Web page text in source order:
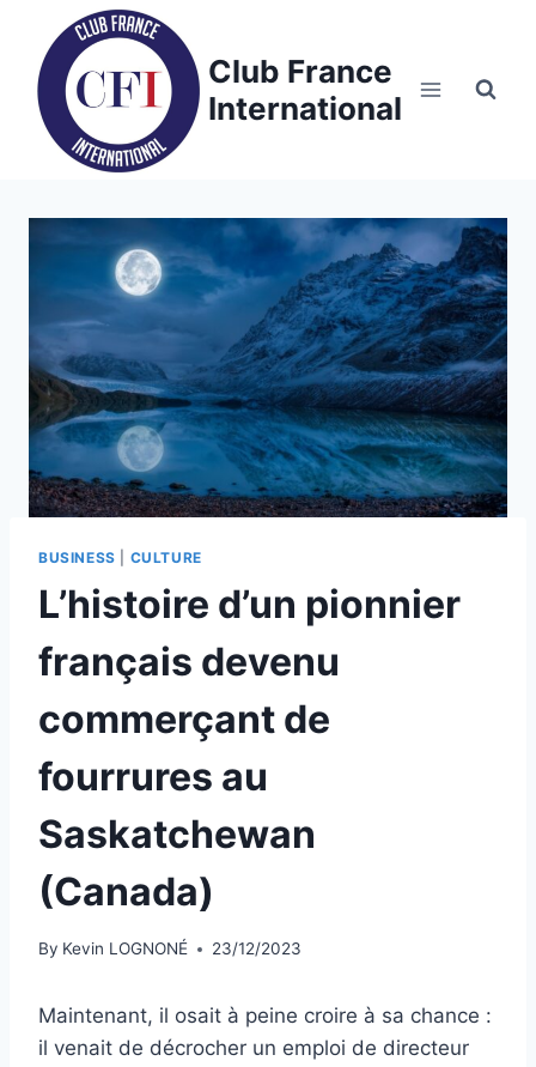
content
Club France
International
BUSINESS CULTURE
L’histoire d’un pionnier
français devenu
commerçant de
fourrures au
Saskatchewan
(Canada)
By Kevin LOGNONÉ 23/12/2023
Maintenant, il osait à peine croire à sa chance :
il venait de décrocher un emploi de directeur